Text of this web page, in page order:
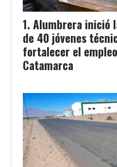
Alumbrera inició
de 40 jóvenes
fortalecer el
Catamarca